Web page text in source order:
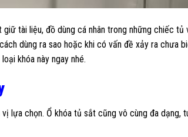
tài liệu, đồ dùng cá nhân trong những chiếc tủ
dùng ra sao hoặc khi có vấn đề xảy ra chưa
khóa này ngay nhé.
lựa chọn. Ổ khóa tủ sắt cũng vô cùng đa dạng,